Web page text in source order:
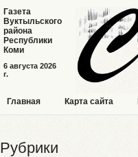
6 августа 2026
г.
Газета
Вуктыльского
района
Республики
Коми
Главная Карта сайта
Рубрики